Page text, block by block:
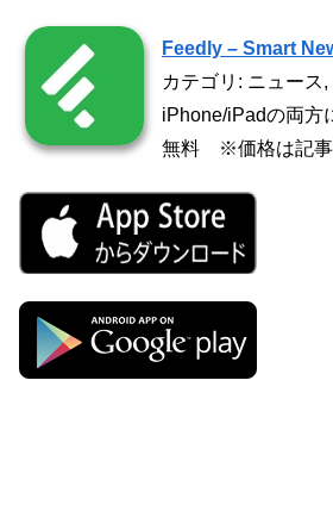
Feedly – Smart
カテゴリ: ニュース
iPhone/iPadの両方
無料 ※価格は記事